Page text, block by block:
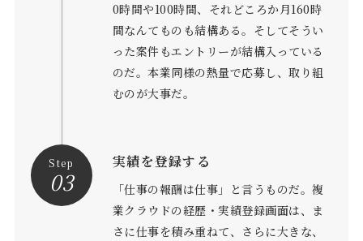
0時間や100時間、それどころか月160時
間なんてものも結構ある。そしてそうい
った案件もエントリーが結構入っている
のだ。本業同様の熱量で応募し、取り組
むのが大事だ。
Step
03
実績を登録する
「仕事の報酬は仕事」と言うものだ。複
業クラウドの経歴・実績登録画面は、ま
さに仕事を積み重ねて、さらに大きな、